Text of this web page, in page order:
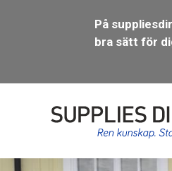
På
bra sätt för